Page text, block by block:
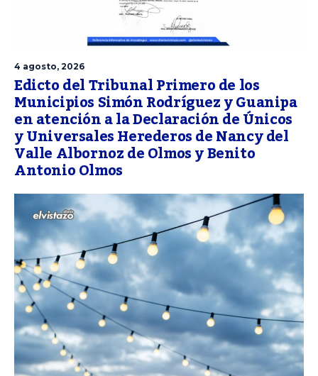
4 agosto, 2026
Edicto del Tribunal Primero de los
Municipios Simón Rodríguez y Guanipa
en atención a la Declaración de Únicos
y Universales Herederos de Nancy del
Valle Albornoz de Olmos y Benito
Antonio Olmos